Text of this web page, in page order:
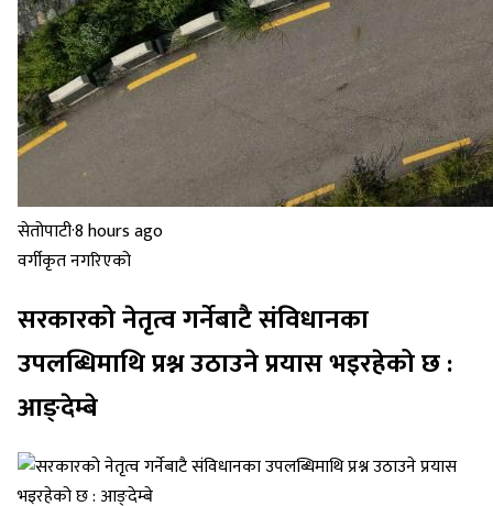
सेतोपाटी·8 hours ago
वर्गीकृत नगरिएको
सरकारको नेतृत्व गर्नेबाटै संविधानका
उपलब्धिमाथि प्रश्न उठाउने प्रयास भइरहेको छ :
आङ्देम्बे